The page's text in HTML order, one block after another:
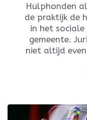
Hulphonden
de praktijk de
in het sociale
gemeente.
niet altijd